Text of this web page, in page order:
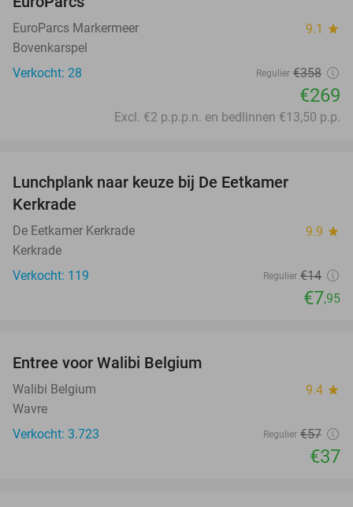
EuroParcs Markermeer 9.1 star
Bovenkarspel
Verkocht: 28
Regulier €358
€269
Excl. €2 p.p.p.n. en bedlinnen €13,50 p.p.
Lunchplank naar keuze bij De Eetkamer
Kerkrade
De Eetkamer Kerkrade 9.9 star
Kerkrade
Verkocht: 119
Regulier €14
€7,95
Entree voor Walibi Belgium
Walibi Belgium 9.4 star
Wavre
Verkocht: 3.723
Regulier €57
€37